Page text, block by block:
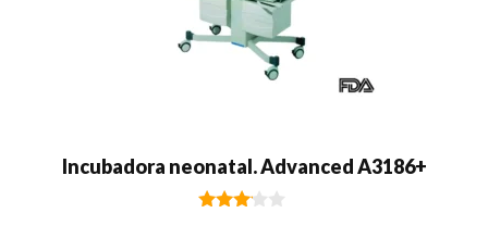
Incubadora neonatal. Advanced A3186+